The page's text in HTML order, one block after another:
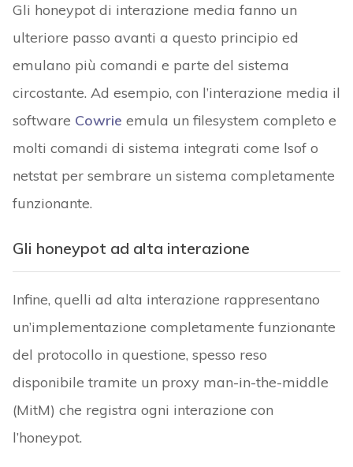
Gli honeypot di interazione media fanno un
ulteriore passo avanti a questo principio ed
emulano più comandi e parte del sistema
circostante. Ad esempio, con l’interazione media il
software Cowrie emula un filesystem completo e
molti comandi di sistema integrati come lsof o
netstat per sembrare un sistema completamente
funzionante.
Gli honeypot ad alta interazione
Infine, quelli ad alta interazione rappresentano
un’implementazione completamente funzionante
del protocollo in questione, spesso reso
disponibile tramite un proxy man-in-the-middle
(MitM) che registra ogni interazione con
l’honeypot.